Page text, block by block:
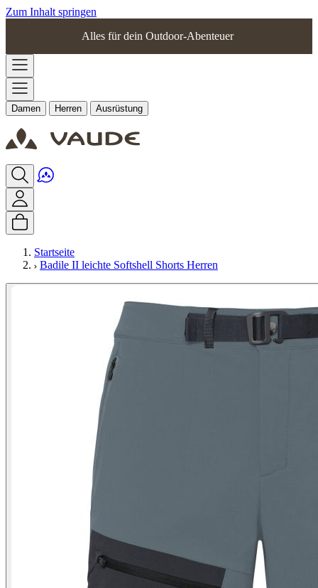
Zum Inhalt springen
Alles für dein Outdoor-Abenteuer
Damen Herren Ausrüstung
Startseite
Badile II leichte Softshell Shorts Herren